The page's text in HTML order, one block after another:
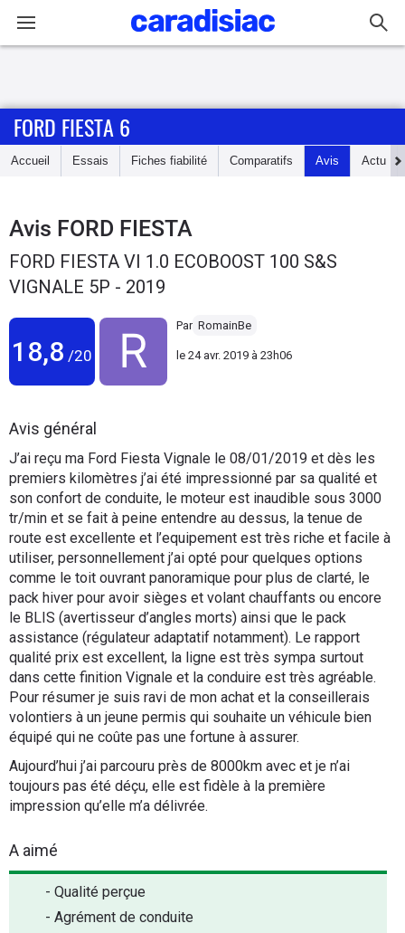
Accueil
Essais
Guide
d'achat
Utilitaires
Flottes
Services
Forum
Moto
Marques
FORD FIESTA 6
Accueil Essais Fiches fiabilité Comparatifs Avis Actu
Avis FORD FIESTA
FORD FIESTA VI 1.0 ECOBOOST 100 S&S
VIGNALE 5P - 2019
18,8 /20
Par RomainBe
le 24 avr. 2019 à 23h06
Avis général
J’ai reçu ma Ford Fiesta Vignale le 08/01/2019 et dès les
premiers kilomètres j’ai été impressionné par sa qualité et
son confort de conduite, le moteur est inaudible sous 3000
tr/min et se fait à peine entendre au dessus, la tenue de
route est excellente et l’equipement est très riche et facile à
utiliser, personnellement j’ai opté pour quelques options
comme le toit ouvrant panoramique pour plus de clarté, le
pack hiver pour avoir sièges et volant chauffants ou encore
le BLIS (avertisseur d’angles morts) ainsi que le pack
assistance (régulateur adaptatif notamment). Le rapport
qualité prix est excellent, la ligne est très sympa surtout
dans cette finition Vignale et la conduire est très agréable.
Pour résumer je suis ravi de mon achat et la conseillerais
volontiers à un jeune permis qui souhaite un véhicule bien
équipé qui ne coûte pas une fortune à assurer.
Aujourd’hui j’ai parcouru près de 8000km avec et je n’ai
toujours pas été déçu, elle est fidèle à la première
impression qu’elle m’a délivrée.
A aimé
- Qualité perçue
- Agrément de conduite